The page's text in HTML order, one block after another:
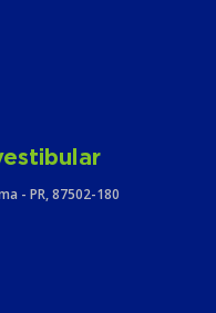
- PR, 87502-180